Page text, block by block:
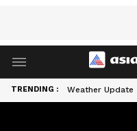
TRENDING : Weather Update